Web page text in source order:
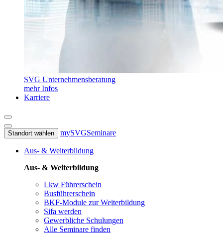
SVG Unternehmensberatung
mehr Infos
Karriere
Standort wählen mySVGSeminare
Aus- & Weiterbildung
Aus- & Weiterbildung
Lkw Führerschein
Busführerschein
BKF-Module zur Weiterbildung
Sifa werden
Gewerbliche Schulungen
Alle Seminare finden